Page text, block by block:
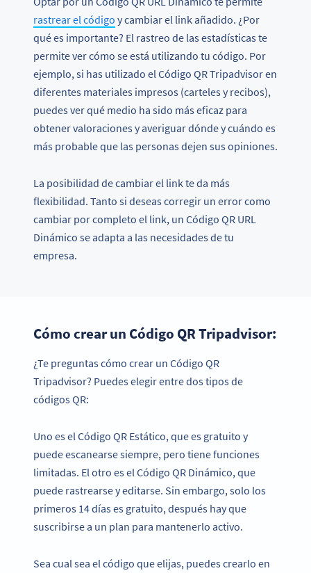
rastrear el código y cambiar el link añadido. ¿Por
qué es importante? El rastreo de las estadísticas te
permite ver cómo se está utilizando tu código. Por
ejemplo, si has utilizado el Código QR Tripadvisor en
diferentes materiales impresos (carteles y recibos),
puedes ver qué medio ha sido más eficaz para
obtener valoraciones y averiguar dónde y cuándo es
más probable que las personas dejen sus opiniones.
La posibilidad de cambiar el link te da más
flexibilidad. Tanto si deseas corregir un error como
cambiar por completo el link, un Código QR URL
Dinámico se adapta a las necesidades de tu
empresa.
Cómo crear un Código QR Tripadvisor:
¿Te preguntas cómo crear un Código QR
Tripadvisor? Puedes elegir entre dos tipos de
códigos QR:
Uno es el Código QR Estático, que es gratuito y
puede escanearse siempre, pero tiene funciones
limitadas. El otro es el Código QR Dinámico, que
puede rastrearse y editarse. Sin embargo, solo los
primeros 14 días es gratuito, después hay que
suscribirse a un plan para mantenerlo activo.
Sea cual sea el código que elijas, puedes crearlo en